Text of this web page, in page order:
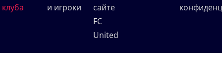
клуба
и игроки
сайте
FC
United